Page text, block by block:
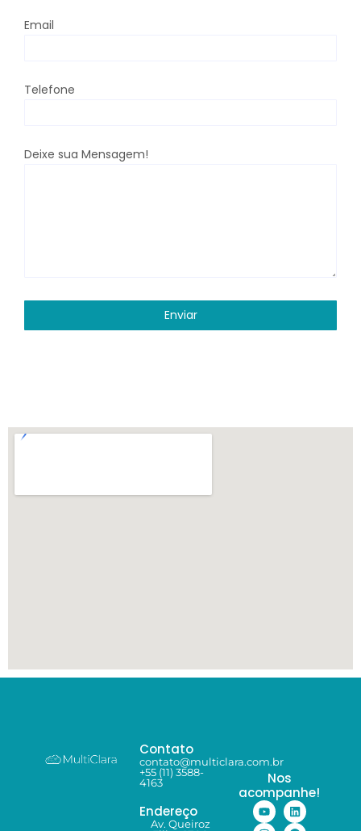
Email
Telefone
Deixe sua Mensagem!
Enviar
Contato
contato@multiclara.com.br
+55 (11) 3588-
4163
Endereço
Av. Queiroz
Nos
acompanhe!